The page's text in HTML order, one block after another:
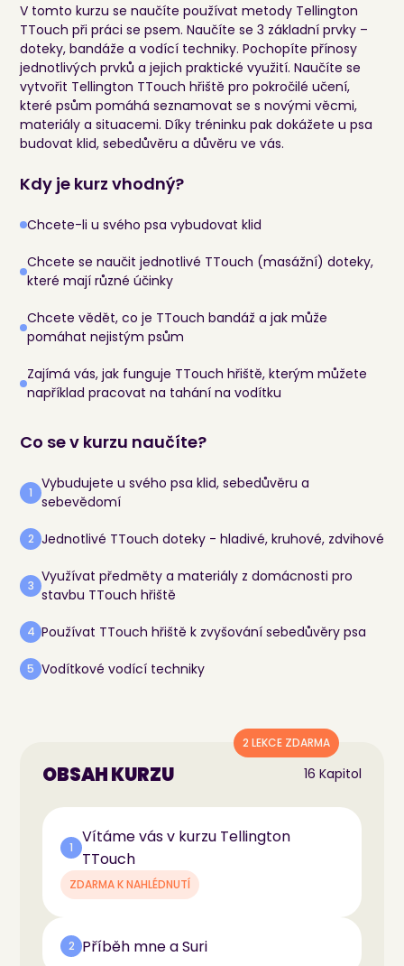
V tomto kurzu se naučíte používat metody Tellington
TTouch při práci se psem. Naučíte se 3 základní prvky –
doteky, bandáže a vodící techniky. Pochopíte přínosy
jednotlivých prvků a jejich praktické využití. Naučíte se
vytvořit Tellington TTouch hřiště pro pokročilé učení,
které psům pomáhá seznamovat se s novými věcmi,
materiály a situacemi. Díky tréninku pak dokážete u psa
budovat klid, sebedůvěru a důvěru ve vás.
Kdy je kurz vhodný?
Chcete-li u svého psa vybudovat klid
Chcete se naučit jednotlivé TTouch (masážní) doteky,
které mají různé účinky
Chcete vědět, co je TTouch bandáž a jak může
pomáhat nejistým psům
Zajímá vás, jak funguje TTouch hřiště, kterým můžete
například pracovat na tahání na vodítku
Co se v kurzu naučíte?
1
Vybudujete u svého psa klid, sebedůvěru a
sebevědomí
2 Jednotlivé TTouch doteky - hladivé, kruhové, zdvihové
3
Využívat předměty a materiály z domácnosti pro
stavbu TTouch hřiště
4 Používat TTouch hřiště k zvyšování sebedůvěry psa
5 Vodítkové vodící techniky
2 LEKCE ZDARMA
OBSAH KURZU 16 Kapitol
1
Vítáme vás v kurzu Tellington
TTouch
ZDARMA K NAHLÉDNUTÍ
2 Příběh mne a Suri